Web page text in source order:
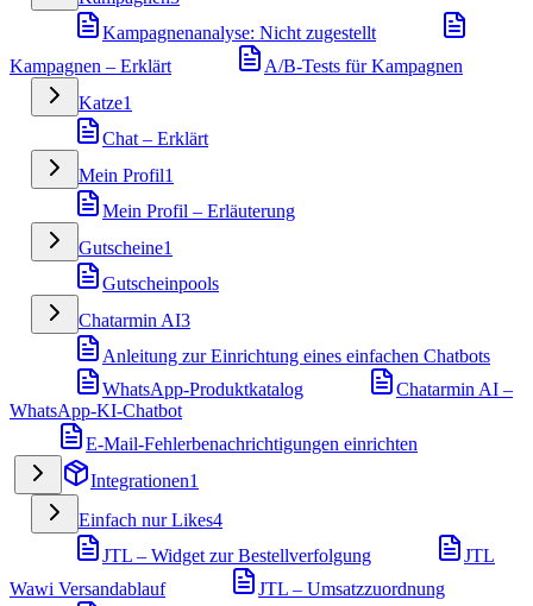
Kampagnenanalyse: Nicht zugestellt
Kampagnen – Erklärt
A/B-Tests für Kampagnen
Katze1
Chat – Erklärt
Mein Profil1
Mein Profil – Erläuterung
Gutscheine1
Gutscheinpools
Chatarmin AI3
Anleitung zur Einrichtung eines einfachen Chatbots
WhatsApp-Produktkatalog
Chatarmin AI –
WhatsApp-KI-Chatbot
E-Mail-Fehlerbenachrichtigungen einrichten
Integrationen1
Einfach nur Likes4
JTL – Widget zur Bestellverfolgung
JTL
Wawi Versandablauf
JTL – Umsatzzuordnung